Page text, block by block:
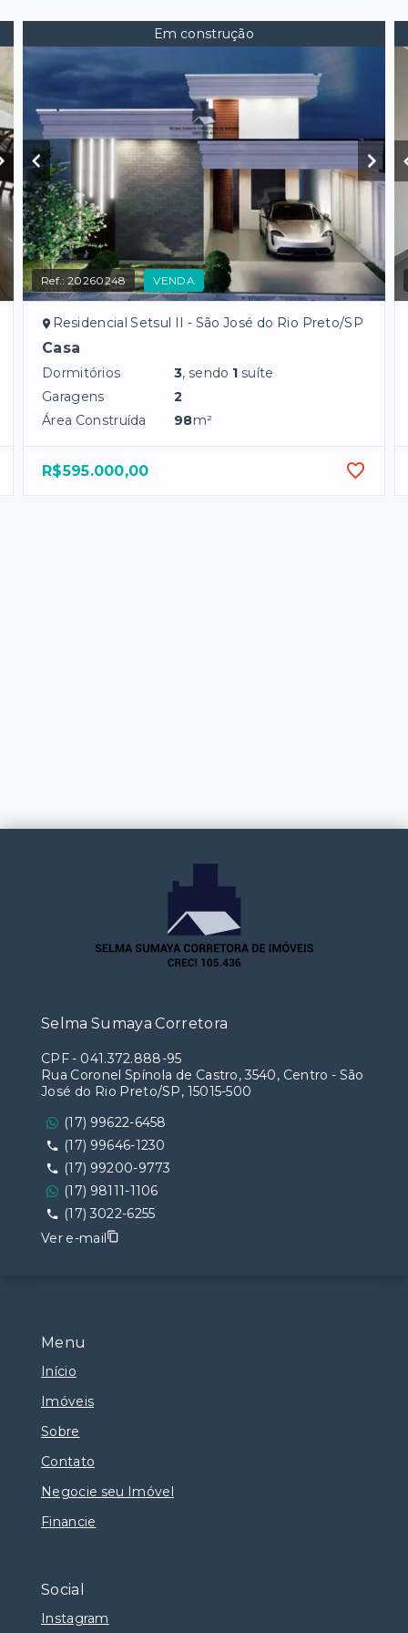
Em construção
Ref.:20260248 VENDA
Residencial Setsul II - São José do Rio Preto/SP
Casa
Dormitórios 3, sendo 1 suíte
Garagens
2
Área Construída
98m²
R$595.000,00
Menu
Início
Imóveis
Sobre
Contato
Negocie seu Imóvel
Financie
Social
Instagram
Selma Sumaya Corretora
CPF- 041.372.888-95
Rua Coronel Spínola de Castro, 3540, Centro - São
José do Rio Preto/SP, 15015-500
(17) 99622-6458
(17) 99646-1230
(17) 99200-9773
(17) 98111-1106
(17) 3022-6255
Ver e-mail